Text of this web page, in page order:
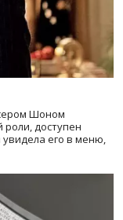
Шоном
доступен
увидела его в меню,